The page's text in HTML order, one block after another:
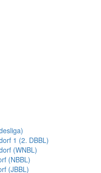
1 (2. DBBL)
(WNBL)
(NBBL)
(JBBL)